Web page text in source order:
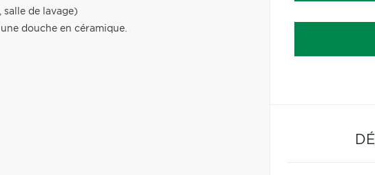
salle de lavage)
douche en céramique.